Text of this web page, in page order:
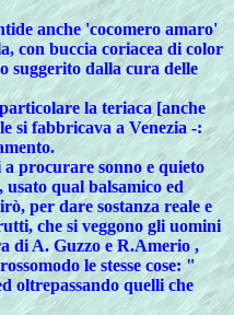
anche 'cocomero amaro'
con buccia coriacea di color
suggerito dalla cura delle
la teriaca [anche
si fabbricava a Venezia -:
procurare sonno e quieto
qual balsamico ed
per dare sostanza reale e
che si veggono gli uomini
di A. Guzzo e R.Amerio ,
le stesse cose: "
oltrepassando quelli che